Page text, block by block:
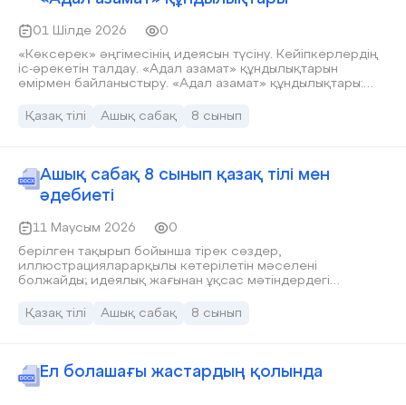
01 Шілде 2026
0
«Көксерек» әңгімесінің идеясын түсіну. Кейіпкерлердің
іс-әрекетін талдау. «Адал азамат» құндылықтарын
өмірмен байланыстыру. «Адал азамат» құндылықтары:
ісіне жауап беру. Қамқорлық – адамдарға, табиғатқа
қалыптастырады. Қоғамда тәртіп пен бірлікті нығайтады.
Табиғатты қорғауға тәрбиелейді. Жауапты, мейірімді
тұлға қалыптастырады. Өзара сыйластық пен татулықты
оқушылар адам мен табиғаттың байланысын,
жауапкершілік пен мейірімділіктің маңызын түсінеді.
«Адал азамат» құндылықтарын ұстану – қоғамға пайдалы,
тәрбиелі және саналы азамат болып қалыптасудың негізі.
Қазақ тілі Ашық сабақ 8 сынып
Ашық сабақ 8 сынып қазақ тілі мен
әдебиеті
11 Маусым 2026
0
берілген тақырып бойынша тірек сөздер,
иллюстрацияларарқылы көтерілетін мәселені
болжайды; идеялық жағынан ұқсас мәтіндердегі
Қазақ тілі
Ашық сабақ 8 сынып
Ел болашағы жастардың қолында